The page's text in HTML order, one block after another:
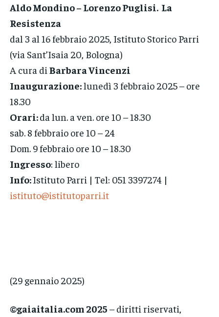
Aldo Mondino – Lorenzo Puglisi. La
Resistenza
dal 3 al 16 febbraio 2025, Istituto Storico Parri
(via Sant’Isaia 20, Bologna)
A cura di Barbara Vincenzi
Inaugurazione:lunedì 3 febbraio 2025 – ore
18.30
Orari:da lun. a ven. ore 10 – 18.30
sab. 8 febbraio ore 10 – 24
Dom. 9 febbraio ore 10 – 18.30
Ingresso: libero
Info:Istituto Parri | Tel: 051 3397274 |
istituto@istitutoparri.it
(29 gennaio 2025)
©gaiaitalia.com 2025 – diritti riservati,